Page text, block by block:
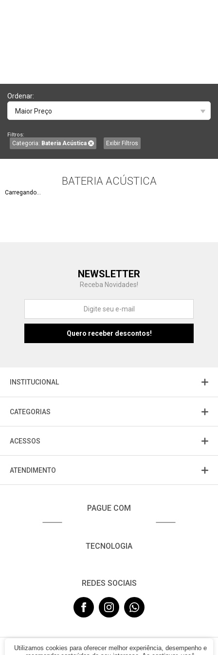
Ordenar:
Maior Preço
Filtros:
Categoria: Bateria Acústica Exibir Filtros
BATERIA ACÚSTICA
Carregando...
NEWSLETTER
Receba Novidades!
INSTITUCIONAL
CATEGORIAS
ACESSOS
ATENDIMENTO
PAGUE COM
TECNOLOGIA
REDES SOCIAIS
Fu Fujisom
Utilizamos cookies para oferecer melhor experiência, desempenho e